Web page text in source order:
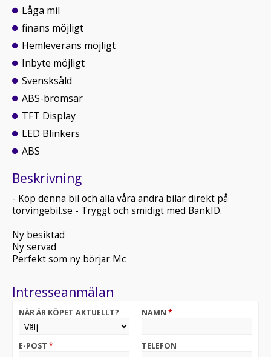
Låga mil
finans möjligt
Hemleverans möjligt
Inbyte möjligt
Svensksåld
ABS-bromsar
TFT Display
LED Blinkers
ABS
Beskrivning
- Köp denna bil och alla våra andra bilar direkt på
torvingebil.se - Tryggt och smidigt med BankID.
Ny besiktad
Ny servad
Perfekt som ny börjar Mc
Intresseanmälan
NÄR ÄR KÖPET AKTUELLT? NAMN *
E-POST * TELEFON